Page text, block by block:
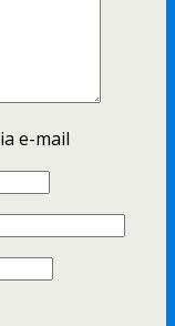
e-mail